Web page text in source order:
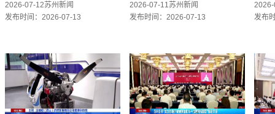
2026-07-12苏州新闻
发布时间：2026-07-13
2026-07-11苏州新闻
发布时间：2026-07-13
2026-
发布